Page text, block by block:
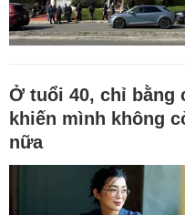
Ở tuổi 40, chỉ bằng
khiến mình không
nữa